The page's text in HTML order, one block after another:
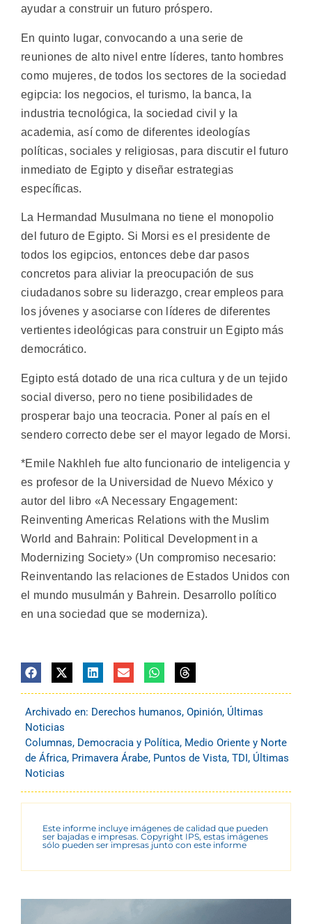
ayudar a construir un futuro próspero.
En quinto lugar, convocando a una serie de
reuniones de alto nivel entre líderes, tanto hombres
como mujeres, de todos los sectores de la sociedad
egipcia: los negocios, el turismo, la banca, la
industria tecnológica, la sociedad civil y la
academia, así como de diferentes ideologías
políticas, sociales y religiosas, para discutir el futuro
inmediato de Egipto y diseñar estrategias
específicas.
La Hermandad Musulmana no tiene el monopolio
del futuro de Egipto. Si Morsi es el presidente de
todos los egipcios, entonces debe dar pasos
concretos para aliviar la preocupación de sus
ciudadanos sobre su liderazgo, crear empleos para
los jóvenes y asociarse con líderes de diferentes
vertientes ideológicas para construir un Egipto más
democrático.
Egipto está dotado de una rica cultura y de un tejido
social diverso, pero no tiene posibilidades de
prosperar bajo una teocracia. Poner al país en el
sendero correcto debe ser el mayor legado de Morsi.
*Emile Nakhleh fue alto funcionario de inteligencia y
es profesor de la Universidad de Nuevo México y
autor del libro «A Necessary Engagement:
Reinventing Americas Relations with the Muslim
World and Bahrain: Political Development in a
Modernizing Society» (Un compromiso necesario:
Reinventando las relaciones de Estados Unidos con
el mundo musulmán y Bahrein. Desarrollo político
en una sociedad que se moderniza).
Archivado en: Derechos humanos, Opinión, Últimas
Noticias
Columnas, Democracia y Política, Medio Oriente y Norte
de África, Primavera Árabe, Puntos de Vista, TDI, Últimas
Noticias
Este informe incluye imágenes de calidad que pueden
ser bajadas e impresas. Copyright IPS, estas imágenes
sólo pueden ser impresas junto con este informe